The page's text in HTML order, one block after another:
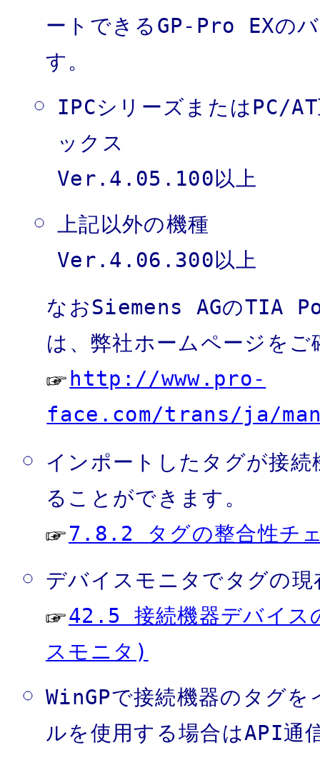
ートできるGP-Pro EXの
す。
IPCシリーズまたはPC/
ックス
Ver.4.05.100以上
上記以外の機種
Ver.4.06.300以上
なおSiemens AGのTIA
は、弊社ホームページを
http://www.pro-
face.com/trans/ja/
インポートしたタグが接
ることができます。
7.8.2 タグの整合性チ
デバイスモニタでタグの
42.5 接続機器デバイス
スモニタ)
WinGPで接続機器のタグ
ルを使用する場合はAPI通